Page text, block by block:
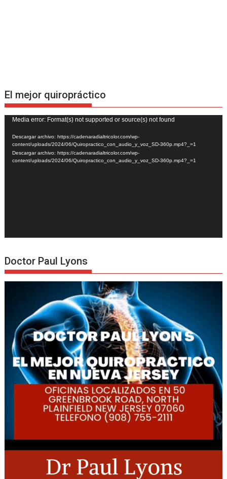
El mejor quiropráctico
Reproductor
de
vídeo
Media error: Format(s) not supported or source(s) not found
Descargar archivo: https://cadenaradialtricolor.com/wp-
content/uploads/2024/06/Quiropractico_con_audio_y_voz_SD-360p.mp4?_=1
Descargar archivo: https://cadenaradialtricolor.com/wp-
content/uploads/2024/06/Quiropractico_con_audio_y_voz_SD-360p.mp4?_=1
Doctor Paul Lyons